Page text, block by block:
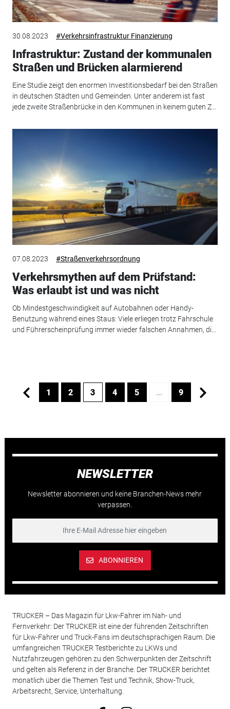
30.08.2023 #Verkehrsinfrastruktur Finanzierung
Infrastruktur: Zustand der kommunalen
Straßen und Brücken alarmierend
Eine Studie zeigt den enormen Investitionsbedarf bei den Straßen
in deutschen Städten und Gemeinden. Unter anderem ist fast
jede zweite Straßenbrücke in den Kommunen in keinem guten Z...
07.08.2023 #Straßenverkehrsordnung
Verkehrsmythen auf dem Prüfstand:
Was erlaubt ist und was nicht
Ob Mindestgeschwindigkeit auf Autobahnen oder Handy-
Benutzung während eines Staus: Viele erliegen trotz Fahrschule
und Führerscheinprüfung immer wieder falschen Annahmen, di...
1 2 3 4 5 … 9
NEWSLETTER
Newsletter abonnieren und keine Branchen-News mehr
verpassen.
ABONNIEREN
TRUCKER – Das Magazin für Lkw-Fahrer im Nah- und
Fernverkehr: Der TRUCKER ist eine der führenden Zeitschriften
für Lkw-Fahrer und Truck-Fans im deutschsprachigen Raum. Die
umfangreichen TRUCKER Testberichte zu LKWs und
Nutzfahrzeugen gehören zu den Schwerpunkten der Zeitschrift
und gelten als Referenz in der Branche. Der TRUCKER berichtet
monatlich über die Themen Test und Technik, Show-Truck,
Arbeitsrecht, Service, Unterhaltung.